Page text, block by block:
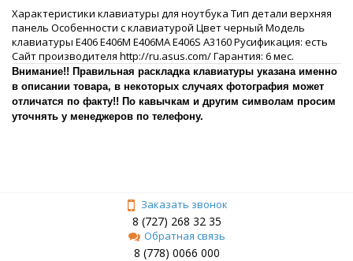
Характеристики клавиатуры для ноутбука Тип детали верхняя
панель Особенности с клавиатурой Цвет черный Модель
клавиатуры E406 E406M E406MA E406S A3160 Русификация: есть
Сайт производителя http://ru.asus.com/ Гарантия: 6 мес.
Внимание!! Правильная раскладка клавиатуры указана именно
в описании товара, в некоторых случаях фотография может
отличатся по факту!! По кавычкам и другим символам просим
уточнять у менеджеров по телефону.
Заказать звонок
8 (727) 268 32 35
Обратная связь
8 (778) 0066 000